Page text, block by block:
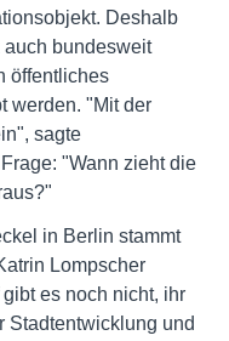
Deshalb
bundesweit
öffentliches
werden. "Mit der
sagte
"Wann zieht die
in Berlin stammt
Lompscher
es noch nicht, ihr
Stadtentwicklung und